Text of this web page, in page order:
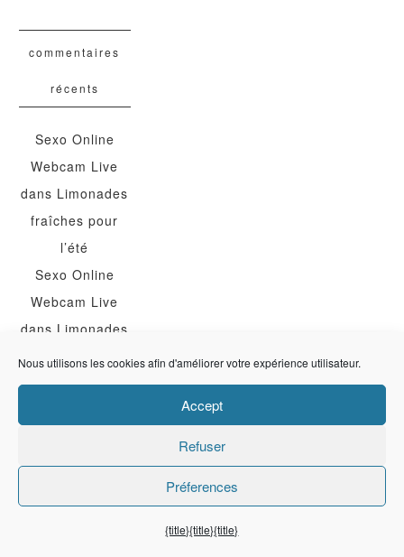
commentaires
récents
Sexo Online
Webcam Live
dans Limonades
fraîches pour
l’été
Sexo Online
Webcam Live
dans Limonades
fraîches pour
l’été
dansLimonades
Nous utilisons les cookies afin d'améliorer votre expérience utilisateur.
Accept
Refuser
Préferences
{title}{title}{title}